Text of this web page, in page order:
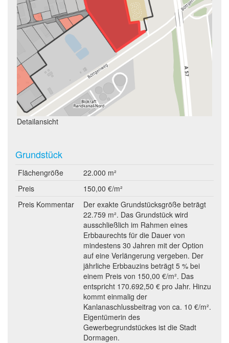
Detailansicht
Grundstück
Flächengröße
22.000 m²
Preis
150,00 €/m²
Preis Kommentar
Der exakte Grundstücksgröße beträgt
22.759 m². Das Grundstück wird
ausschließlich im Rahmen eines
Erbbaurechts für die Dauer von
mindestens 30 Jahren mit der Option
auf eine Verlängerung vergeben. Der
jährliche Erbbauzins beträgt 5 % bei
einem Preis von 150,00 €/m². Das
entspricht 170.692,50 € pro Jahr. Hinzu
kommt einmalig der
Kanlanaschlussbeitrag von ca. 10 €/m².
Eigentümerin des
Gewerbegrundstückes ist die Stadt
Dormagen.